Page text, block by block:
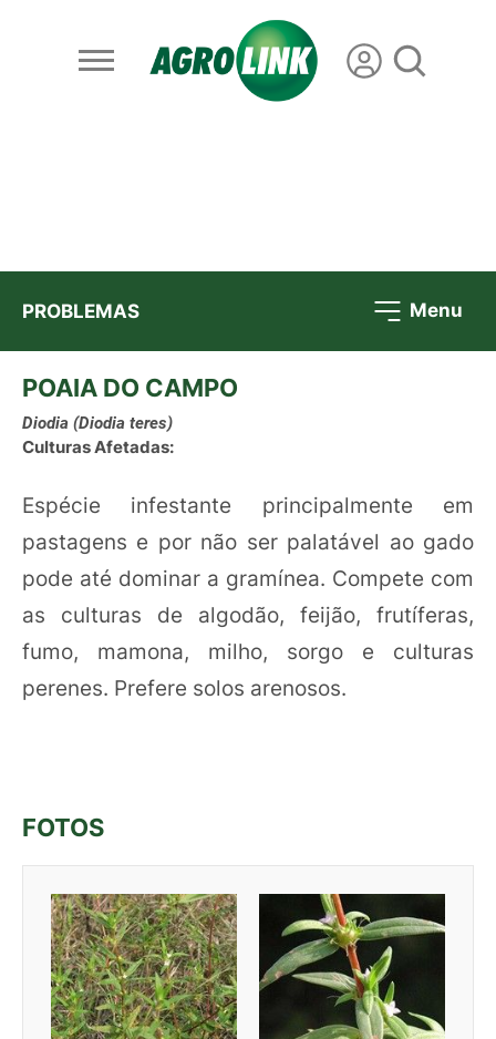
PROBLEMAS Menu
POAIA DO CAMPO
Diodia (Diodia teres)
Culturas Afetadas:
Espécie infestante principalmente em
pastagens e por não ser palatável ao gado
pode até dominar a gramínea. Compete com
as culturas de algodão, feijão, frutíferas,
fumo, mamona, milho, sorgo e culturas
perenes. Prefere solos arenosos.
FOTOS